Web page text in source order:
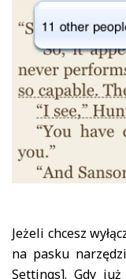
Jeżeli chcesz
na pasku
Settings]. Gdy